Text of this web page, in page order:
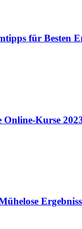
für Besten
Kurse